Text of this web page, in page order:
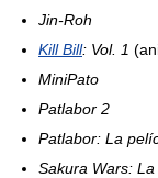
Jin-Roh
Kill Bill: Vol. 1
MiniPato
Patlabor 2
Patlabor: La
Sakura Wars: